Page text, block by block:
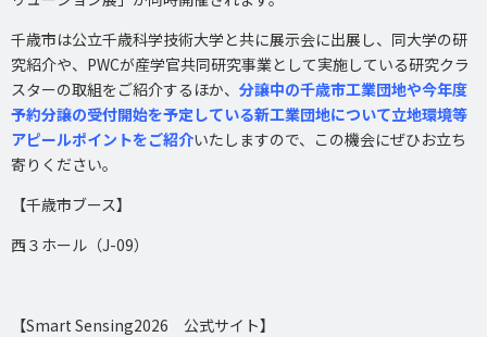
千歳市は公立千歳科学技術大学と共に展示会に出展し、同大学の研
究紹介や、PWCが産学官共同研究事業として実施している研究クラ
スターの取組をご紹介するほか、 分譲中の千歳市工業団地や今年度
予約分譲の受付開始を予定している新工業団地について立地環境等
アピールポイントをご紹介いたしますので、この機会にぜひお立ち
寄りください。
【千歳市ブース】
西３ホール（J-09）
【Smart Sensing2026 公式サイト】